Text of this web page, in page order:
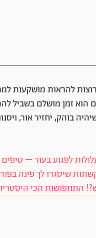
להראות מושקעות
הוא זמן מושלם
בוהק, יחזיר אור,
לפגוע בעור –
התחפושות הכי